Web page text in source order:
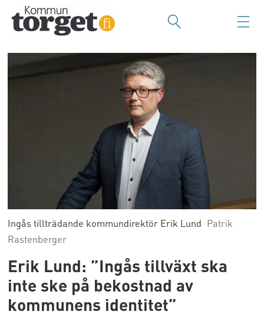
Ingås tillträdande kommundirektör Erik Lund Patrik
Rastenberger
Erik Lund: ”Ingås tillväxt ska
inte ske på bekostnad av
kommunens identitet”